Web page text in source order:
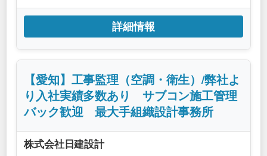
詳細情報
【愛知】工事監理（空調・衛生）/弊社よ
り入社実績多数あり サブコン施工管理
バック歓迎 最大手組織設計事務所
株式会社日建設計